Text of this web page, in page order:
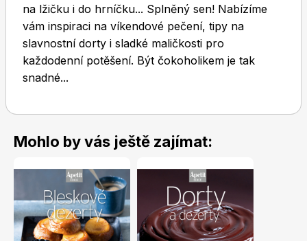
Toprecepty.cz
na lžičku i do hrníčku... Splněný sen! Nabízíme
vám inspiraci na víkendové pečení, tipy na
slavnostní dorty i sladké maličkosti pro
každodenní potěšení. Být čokoholikem je tak
snadné...
Mohlo by vás ještě zajímat: